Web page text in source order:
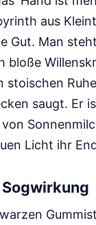
aus
Gut. Man
bloße
saugt. Er
Licht ihr